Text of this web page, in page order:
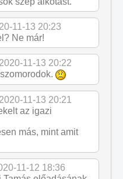
11-13 20:23
Ne már!
2020-11-13 20:22
2020-11-13 20:21
az igazi
más, mint amit
11-12 18:36